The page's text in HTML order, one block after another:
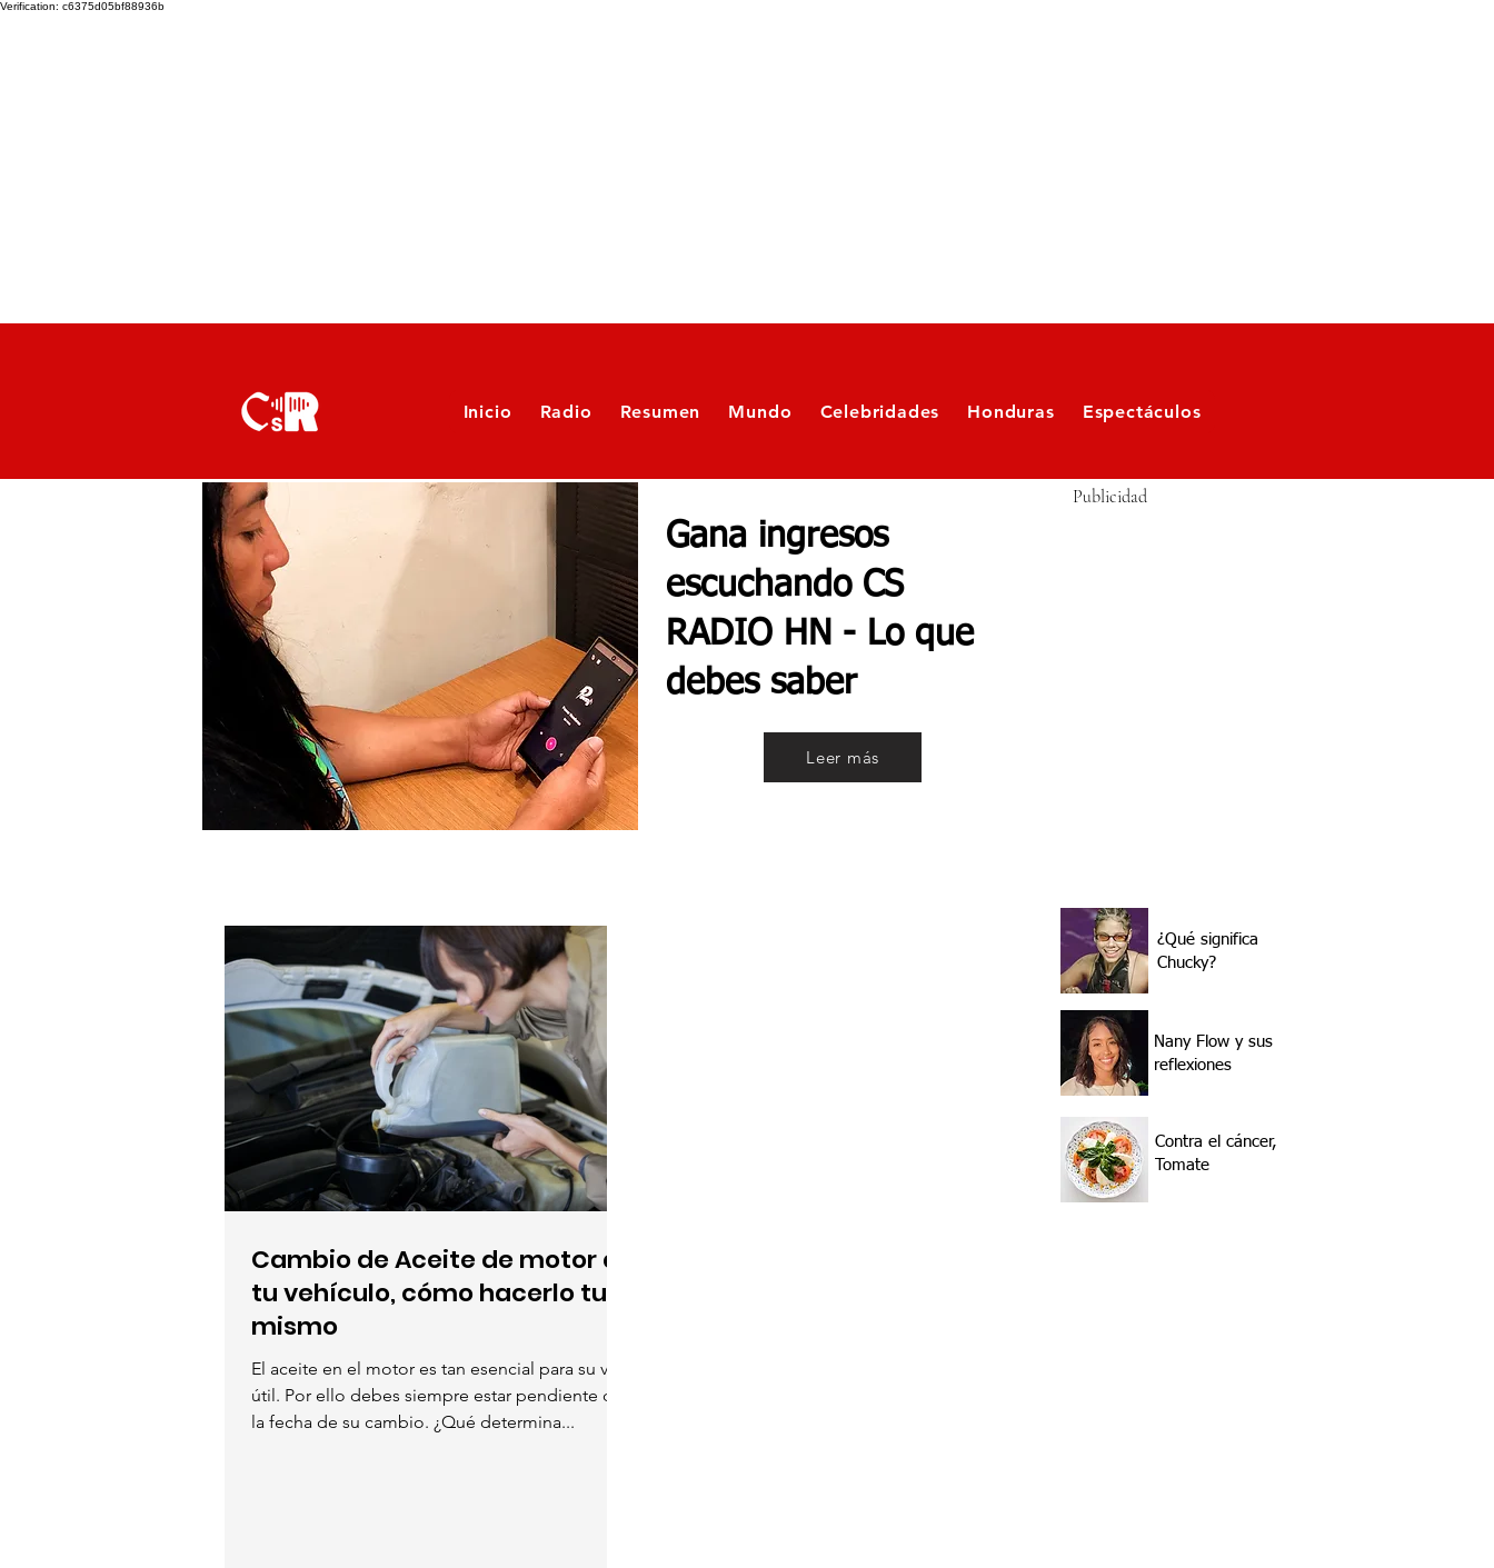
Verification: c6375d05bf88936b
Inicio Radio Resumen Mundo Celebridades Honduras Espectáculos
Gana ingresos
escuchando CS
RADIO HN - Lo que
debes saber
Leer más
Publicidad
Cambio de Aceite de motor a
tu vehículo, cómo hacerlo tu
mismo
El aceite en el motor es tan esencial para su vida
útil. Por ello debes siempre estar pendiente de
la fecha de su cambio. ¿Qué determina...
¿Qué significa
Chucky?
Nany Flow y sus
reflexiones
Contra el cáncer,
Tomate